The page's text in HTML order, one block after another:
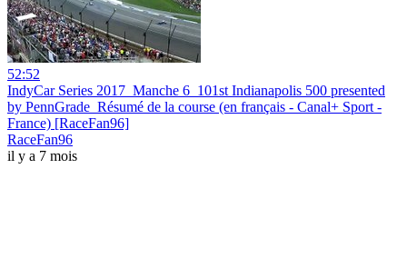
52:52
IndyCar Series 2017_Manche 6_101st Indianapolis 500 presented
by PennGrade_Résumé de la course (en français - Canal+ Sport -
France) [RaceFan96]
RaceFan96
il y a 7 mois